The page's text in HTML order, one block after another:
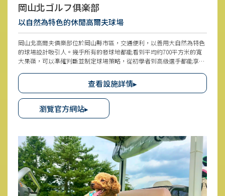
岡山北ゴルフ俱楽部
以自然為特色的休閒高爾夫球場
岡山北高爾夫俱樂部位於岡山縣市區，交通便利，以善用大自然為特色
的球場設計吸引人。幾乎所有的發球地都能看到平均約700平方米的寬
大果嶺，可以準確判斷並制定球場策略，從初學者到高級選手都能享
能。
查看設施詳情▸
瀏覽官方網站▸